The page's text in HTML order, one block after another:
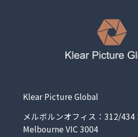
Klear Picture Global
メルボルンオフィス：312/
Melbourne VIC 3004